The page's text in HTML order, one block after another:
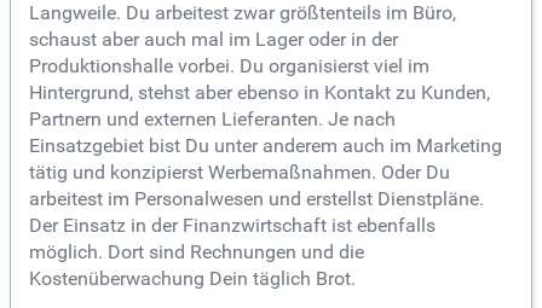
Langweile. Du arbeitest zwar größtenteils im Büro,
schaust aber auch mal im Lager oder in der
Produktionshalle vorbei. Du organisierst viel im
Hintergrund, stehst aber ebenso in Kontakt zu Kunden,
Partnern und externen Lieferanten. Je nach
Einsatzgebiet bist Du unter anderem auch im Marketing
tätig und konzipierst Werbemaßnahmen. Oder Du
arbeitest im Personalwesen und erstellst Dienstpläne.
Der Einsatz in der Finanzwirtschaft ist ebenfalls
möglich. Dort sind Rechnungen und die
Kostenüberwachung Dein täglich Brot.